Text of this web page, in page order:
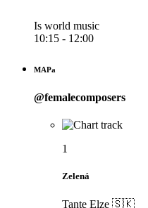
Is world music
10:15 - 12:00
MAPa
@femalecomposers
1
Zelená
Tante Elze 🇸🇰